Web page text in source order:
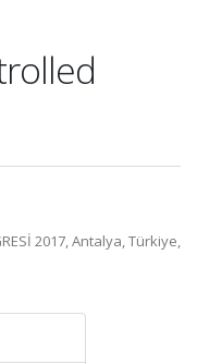
2017, Antalya, Türkiye,